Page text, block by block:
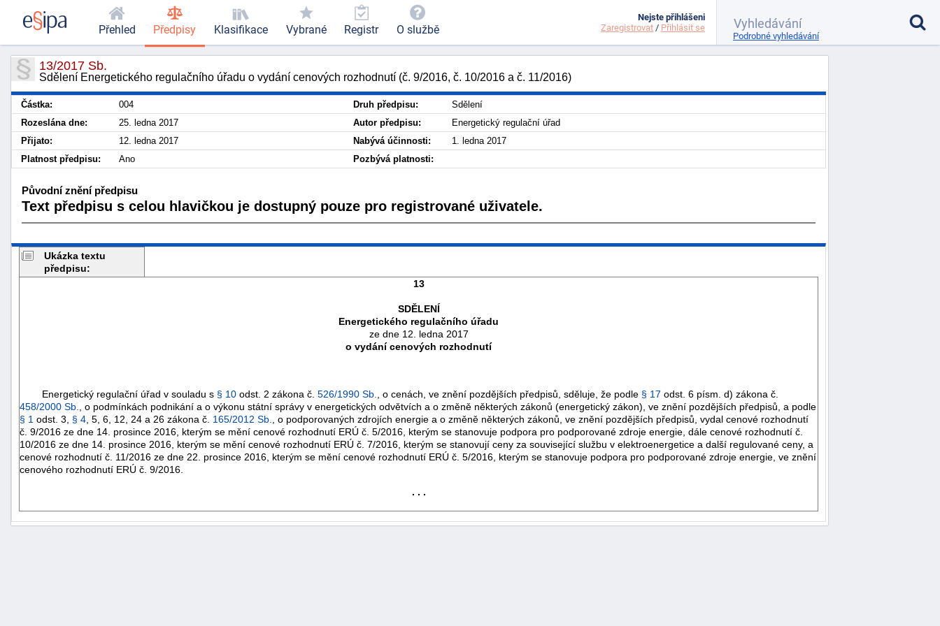
13/2017 Sb.
Sdělení Energetického regulačního úřadu o vydání cenových rozhodnutí (č. 9/2016, č. 10/2016 a č. 11/2016)
Částka: 004 Druh předpisu:
Sdělení
Rozeslána dne:
25. ledna 2017 Autor předpisu:
Energetický regulační úřad
Přijato:
12. ledna 2017 Nabývá účinnosti:
1. ledna 2017
Platnost předpisu:
Ano Pozbývá platnosti:
Původní znění předpisu
Text předpisu s celou hlavičkou je dostupný pouze pro registrované uživatele.
Ukázka textu
předpisu:
13
SDĚLENÍ
Energetického regulačního úřadu
ze dne 12. ledna 2017
o vydání cenových rozhodnutí
Energetický regulační úřad v souladu s § 10 odst. 2 zákona č. 526/1990 Sb. , o cenách, ve znění pozdějších předpisů, sděluje, že podle § 17 odst. 6 písm. d) zákona č.
458/2000 Sb.
, o podmínkách podnikání a o výkonu státní správy v energetických odvětvích a o změně některých zákonů (energetický zákon), ve znění pozdějších předpisů, a podle
§ 1 odst. 3, § 4 , 5, 6, 12, 24 a 26 zákona č. 165/2012 Sb.
, o podporovaných zdrojích energie a o změně některých zákonů, ve znění pozdějších předpisů, vydal cenové rozhodnutí
č. 9/2016 ze dne 14. prosince 2016, kterým se mění cenové rozhodnutí ERÚ č. 5/2016, kterým se stanovuje podpora pro podporované zdroje energie, dále cenové rozhodnutí č.
10/2016 ze dne 14. prosince 2016, kterým se mění cenové rozhodnutí ERÚ č. 7/2016, kterým se stanovují ceny za související službu v elektroenergetice a další regulované ceny, a
cenové rozhodnutí č. 11/2016 ze dne 22. prosince 2016, kterým se mění cenové rozhodnutí ERÚ č. 5/2016, kterým se stanovuje podpora pro podporované zdroje energie, ve znění
cenového rozhodnutí ERÚ č. 9/2016.
. . .
Přehled Předpisy Klasifikace Vybrané Registr O službě
Nejste přihlášeni
Zaregistrovat / Přihlásit se
Podrobné vyhledávání